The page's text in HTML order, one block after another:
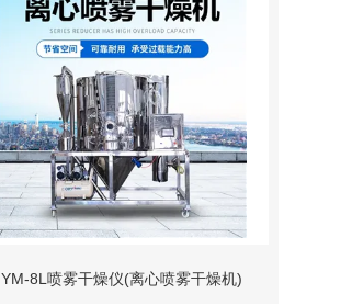
YM-8L喷雾干燥仪(离心喷雾干燥机)